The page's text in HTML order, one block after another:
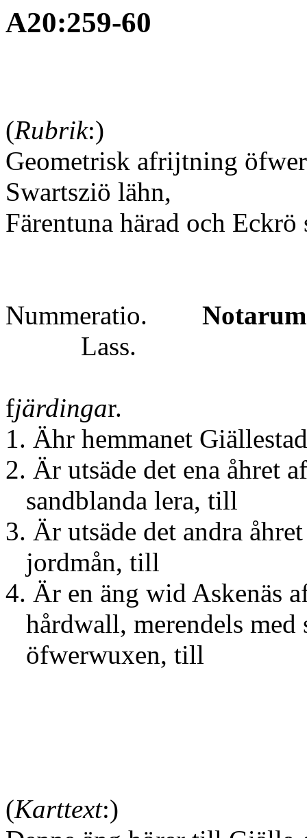
A20:259-60
(Rubrik:)
Geometrisk afrijtning
Swartsziö lähn,
Färentuna härad och
Nummeratio.
Lass.
fjärdingar.
1. Ähr hemmanet Giällestad
2. Är utsäde det ena åhret af
sandblanda lera, till
3. Är utsäde det andra
jordmån, till
4. Är en äng wid Askenäs
hårdwall, merendels med
öfwerwuxen, till
(Karttext:)